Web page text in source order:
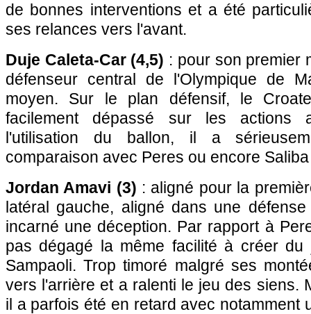
de bonnes interventions et a été
ses relances vers l'avant.
Duje Caleta-Car (4,5) : pour son premier
défenseur central de l'Olympique de
moyen. Sur le plan défensif, le
facilement dépassé sur les actions
l'utilisation du ballon, il a
comparaison avec Peres ou encore
Jordan Amavi (3) : aligné pour la
latéral gauche, aligné dans une
incarné une déception. Par rapport à
pas dégagé la même facilité à créer
Sampaoli. Trop timoré malgré ses
vers l'arrière et a ralenti le jeu des siens.
il a parfois été en retard avec notamment